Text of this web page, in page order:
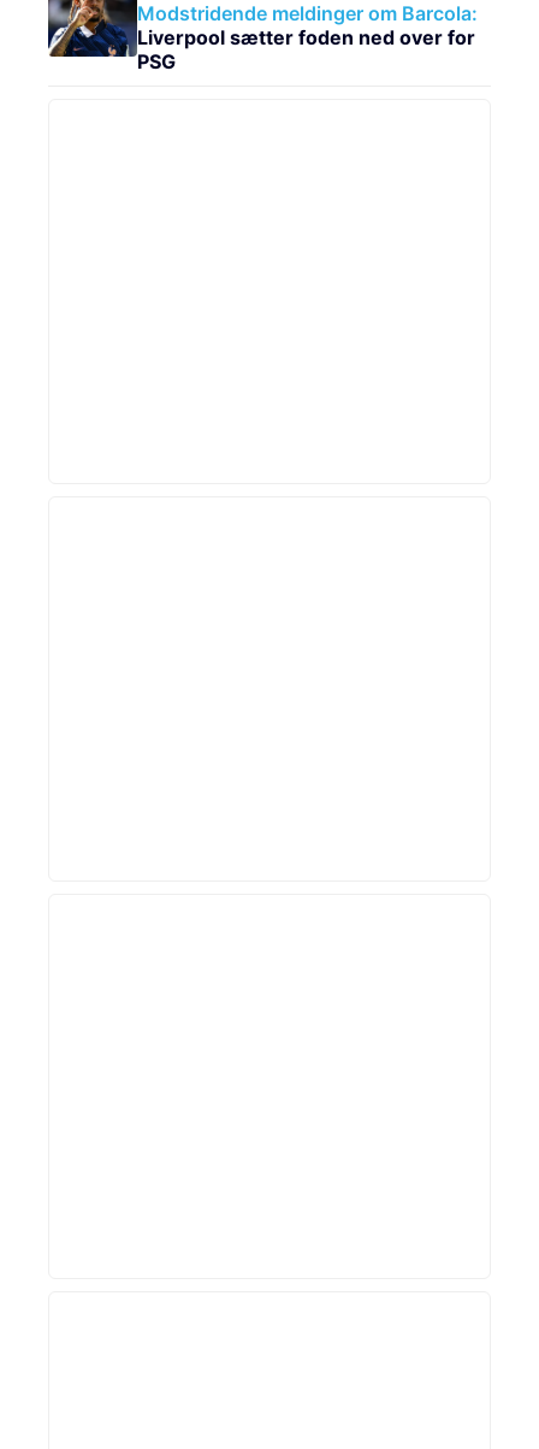
Modstridende meldinger om Barcola:
Liverpool sætter foden ned over for
PSG